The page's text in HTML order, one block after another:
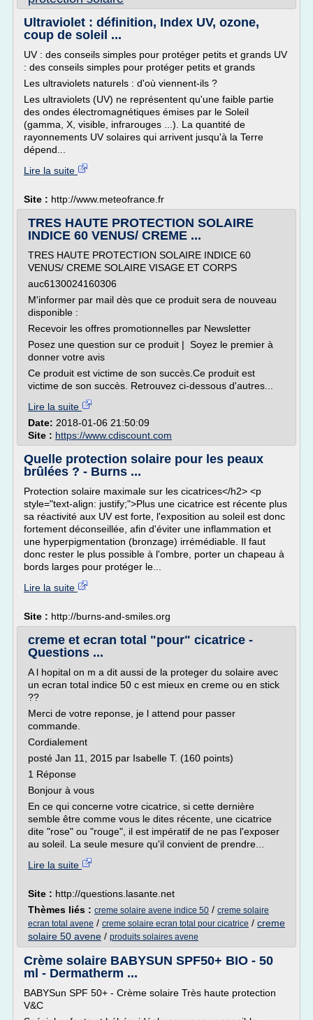
Ultraviolet : définition, Index UV, ozone,
coup de soleil ...
UV : des conseils simples pour protéger petits et grands UV
: des conseils simples pour protéger petits et grands
Les ultraviolets naturels : d'où viennent-ils ?
Les ultraviolets (UV) ne représentent qu'une faible partie
des ondes électromagnétiques émises par le Soleil
(gamma, X, visible, infrarouges ...). La quantité de
rayonnements UV solaires qui arrivent jusqu'à la Terre
dépend...
Lire la suite
Site : http://www.meteofrance.fr
TRES HAUTE PROTECTION SOLAIRE
INDICE 60 VENUS/ CREME ...
TRES HAUTE PROTECTION SOLAIRE INDICE 60
VENUS/ CREME SOLAIRE VISAGE ET CORPS
auc6130024160306
M'informer par mail dès que ce produit sera de nouveau
disponible :
Recevoir les offres promotionnelles par Newsletter
Posez une question sur ce produit | Soyez le premier à
donner votre avis
Ce produit est victime de son succès.Ce produit est
victime de son succès. Retrouvez ci-dessous d'autres...
Lire la suite
Date: 2018-01-06 21:50:09
Site : https://www.cdiscount.com
Quelle protection solaire pour les peaux
brûlées ? - Burns ...
Protection solaire maximale sur les cicatrices</h2> <p
style="text-align: justify;">Plus une cicatrice est récente plus
sa réactivité aux UV est forte, l'exposition au soleil est donc
fortement déconseillée, afin d'éviter une inflammation et
une hyperpigmentation (bronzage) irrémédiable. Il faut
donc rester le plus possible à l'ombre, porter un chapeau à
bords larges pour protéger le...
Lire la suite
Site : http://burns-and-smiles.org
creme et ecran total "pour" cicatrice -
Questions ...
A l hopital on m a dit aussi de la proteger du solaire avec
un ecran total indice 50 c est mieux en creme ou en stick
??
Merci de votre reponse, je l attend pour passer
commande.
Cordialement
posté Jan 11, 2015 par Isabelle T. (160 points)
1 Réponse
Bonjour à vous
En ce qui concerne votre cicatrice, si cette dernière
semble être comme vous le dites récente, une cicatrice
dite "rose" ou "rouge", il est impératif de ne pas l'exposer
au soleil. La seule mesure qu'il convient de prendre...
Lire la suite
Site : http://questions.lasante.net
Thèmes liés : creme solaire avene indice 50 / creme solaire
ecran total avene / creme solaire ecran total pour cicatrice / creme
solaire 50 avene / produits solaires avene
Crème solaire BABYSUN SPF50+ BIO - 50
ml - Dermatherm ...
BABYSun SPF 50+ - Crème solaire Très haute protection
V&C